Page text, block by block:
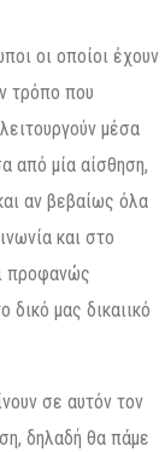
οι οποίοι έχουν
τρόπο που
μέσα
από μία αίσθηση,
αν βεβαίως όλα
και στο
προφανώς
μας δικαιικό
σε αυτόν τον
δηλαδή θα πάμε